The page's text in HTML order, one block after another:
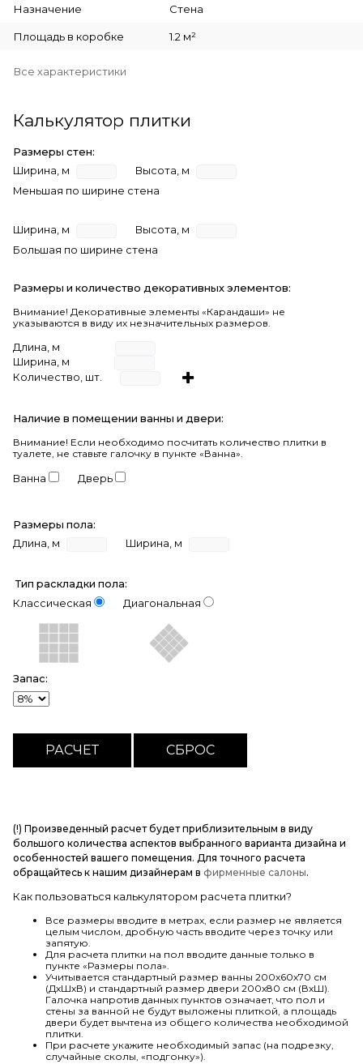
Назначение Стена
Площадь в коробке 1.2 м²
Все характеристики
Калькулятор плитки
Размеры стен:
Ширина, м
Высота, м
Меньшая по ширине стена
Ширина, м
Высота, м
Большая по ширине стена
Размеры и количество декоративных элементов:
Внимание! Декоративные элементы «Карандаши» не
указываются в виду их незначительных размеров.
Длина, м
Ширина, м
Количество, шт.
Наличие в помещении ванны и двери:
Внимание! Если необходимо посчитать количество плитки в
туалете, не ставьте галочку в пункте «Ванна».
Ванна Дверь
Размеры пола:
Длина, м
Ширина, м
Тип раскладки пола:
Классическая
Диагональная
Запас:
(!) Произведенный расчет будет приблизительным в виду
большого количества аспектов выбранного варианта дизайна и
особенностей вашего помещения. Для точного расчета
обращайтесь к нашим дизайнерам в фирменные салоны.
Как пользоваться калькулятором расчета плитки?
Все размеры вводите в метрах, если размер не является
целым числом, дробную часть вводите через точку или
запятую.
Для расчета плитки на пол вводите данные только в
пункте «Размеры пола».
Учитывается стандартный размер ванны 200х60х70 см
(ДхШхВ) и стандартный размер двери 200х80 см (ВхШ).
Галочка напротив данных пунктов означает, что пол и
стены за ванной не будут выложены плиткой, а площадь
двери будет вычтена из общего количества необходимой
плитки.
При расчете укажите необходимый запас (на подрезку,
случайные сколы, «подгонку»).